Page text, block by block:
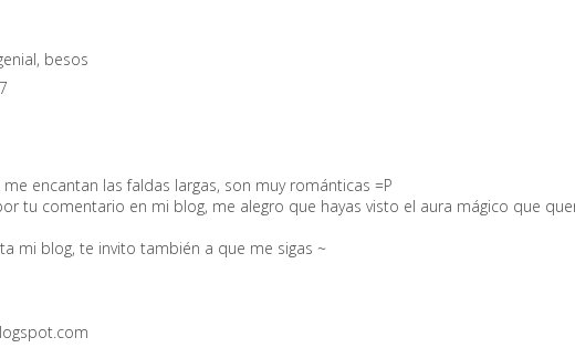
besos
me encantan las faldas largas, son muy románticas =P
tu comentario en mi blog, me alegro que hayas visto el aura mágico que
mi blog, te invito también a que me sigas ~